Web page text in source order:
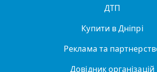
ДТП
Купити в Дніпрі
Реклама та
Довідник організацій